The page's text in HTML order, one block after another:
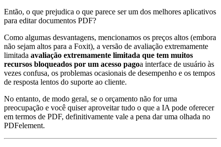
Então, o que prejudica o que parece ser um dos melhores aplicativos
para editar documentos PDF?
Como algumas desvantagens, mencionamos os preços altos (embora
não sejam altos para a Foxit), a versão de avaliação extremamente
limitada avaliação extremamente limitada que tem muitos
recursos bloqueados por um acesso pagoa interface de usuário às
vezes confusa, os problemas ocasionais de desempenho e os tempos
de resposta lentos do suporte ao cliente.
No entanto, de modo geral, se o orçamento não for uma
preocupação e você quiser aproveitar tudo o que a IA pode oferecer
em termos de PDF, definitivamente vale a pena dar uma olhada no
PDFelement.